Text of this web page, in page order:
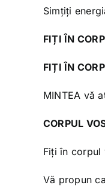
Simțiți
FIȚI ÎN
FIȚI ÎN
MINTEA vă
CORPUL
Fiți în corpul
Vă propun